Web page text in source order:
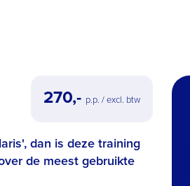
270,- p.p. / excl. btw
dan is deze training
de meest gebruikte